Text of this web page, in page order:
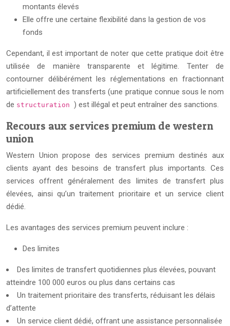
montants élevés
Elle offre une certaine flexibilité dans la gestion de vos
fonds
Cependant, il est important de noter que cette pratique doit être
utilisée de manière transparente et légitime. Tenter de
contourner délibérément les réglementations en fractionnant
artificiellement des transferts (une pratique connue sous le nom
de structuration ) est illégal et peut entraîner des sanctions.
Recours aux services premium de western
union
Western Union propose des services premium destinés aux
clients ayant des besoins de transfert plus importants. Ces
services offrent généralement des limites de transfert plus
élevées, ainsi qu’un traitement prioritaire et un service client
dédié.
Les avantages des services premium peuvent inclure :
Des limites
Des limites de transfert quotidiennes plus élevées, pouvant
atteindre 100 000 euros ou plus dans certains cas
Un traitement prioritaire des transferts, réduisant les délais
d’attente
Un service client dédié, offrant une assistance personnalisée